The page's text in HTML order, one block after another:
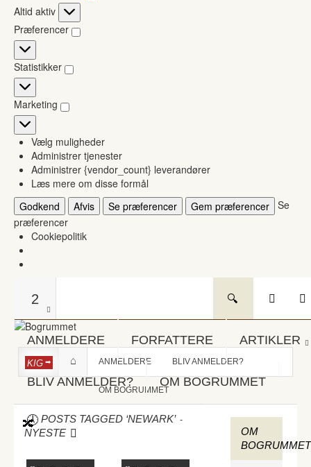
Funktionsdygtig
Altid aktiv
Præferencer
Præferencer
Statistikker
Statistikker
Marketing
Marketing
Vælg muligheder
Administrer tjenester
Administrer {vendor_count} leverandører
Læs mere om disse formål
Godkend
Afvis Se præferencer Gem præferencer Se
præferencer
Cookiepolitik
2
ANMELDERE FORFATTERE ARTIKLER
BLIV ANMELDER? OM BOGRUMMET
KIG ANMELDERE BLIV ANMELDER?
OM BOGRUMMET
POSTS TAGGED ‘NEWARK’ -
NYESTE
OM
BOGRUMMET